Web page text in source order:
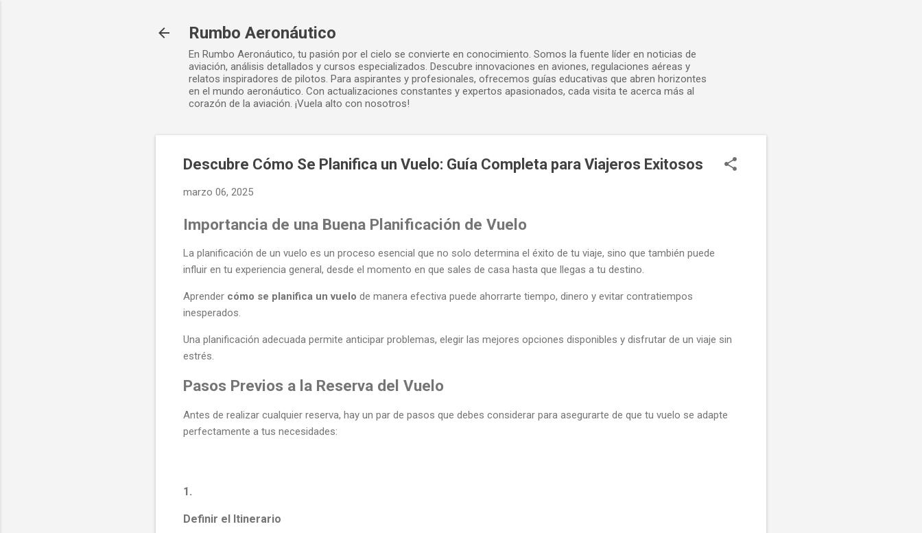
Rumbo Aeronáutico
En Rumbo Aeronáutico, tu pasión por el cielo se convierte en conocimiento. Somos la fuente líder en noticias de
aviación, análisis detallados y cursos especializados. Descubre innovaciones en aviones, regulaciones aéreas y
relatos inspiradores de pilotos. Para aspirantes y profesionales, ofrecemos guías educativas que abren horizontes
en el mundo aeronáutico. Con actualizaciones constantes y expertos apasionados, cada visita te acerca más al
corazón de la aviación. ¡Vuela alto con nosotros!
Descubre Cómo Se Planifica un Vuelo: Guía Completa para Viajeros Exitosos
marzo 06, 2025
Importancia de una Buena Planificación de Vuelo
La planificación de un vuelo es un proceso esencial que no solo determina el éxito de tu viaje, sino que también puede
influir en tu experiencia general, desde el momento en que sales de casa hasta que llegas a tu destino.
Aprender cómo se planifica un vuelo de manera efectiva puede ahorrarte tiempo, dinero y evitar contratiempos
inesperados.
Una planificación adecuada permite anticipar problemas, elegir las mejores opciones disponibles y disfrutar de un viaje sin
estrés.
Pasos Previos a la Reserva del Vuelo
Antes de realizar cualquier reserva, hay un par de pasos que debes considerar para asegurarte de que tu vuelo se adapte
perfectamente a tus necesidades:
1.
Definir el Itinerario